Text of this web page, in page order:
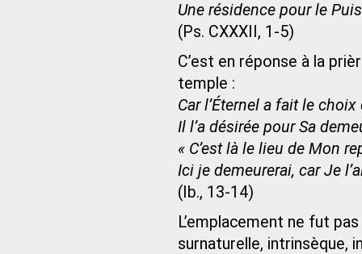
Une résidence pour le
(Ps. CXXXII, 1-5)
C’est en réponse à la
temple :
Car l’Éternel a fait le choix
Il l’a désirée pour Sa
« C’est là le lieu de Mon
Ici je demeurerai, car Je
(Ib., 13-14)
L’emplacement ne fut
surnaturelle, intrinsèque,